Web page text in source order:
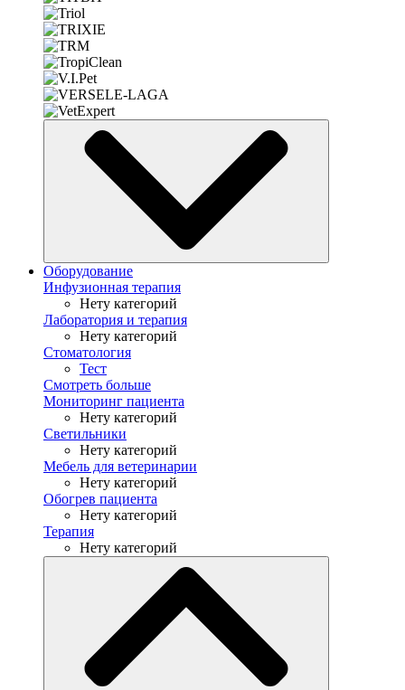
Оборудование
Инфузионная терапия
Нету категорий
Лаборатория и терапия
Нету категорий
Стоматология
Тест
Смотреть больше
Мониторинг пациента
Нету категорий
Светильники
Нету категорий
Мебель для ветеринарии
Нету категорий
Обогрев пациента
Нету категорий
Терапия
Нету категорий